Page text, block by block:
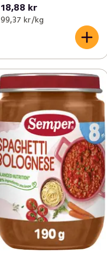
18,88 kr
99,37 kr /kg